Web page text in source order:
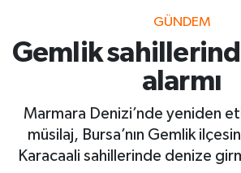
GÜNDEM
Gemlik
alarmı
Marmara Denizi’nde yeniden
müsilaj, Bursa’nın Gemlik
Karacaali sahillerinde denize